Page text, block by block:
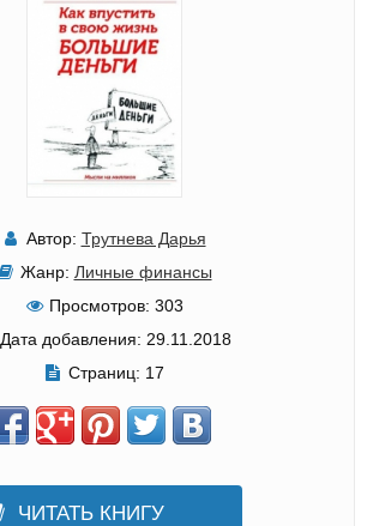
Автор: Трутнева Дарья
Жанр: Личные финансы
Просмотров: 303
Дата добавления: 29.11.2018
Страниц: 17
ЧИТАТЬ КНИГУ